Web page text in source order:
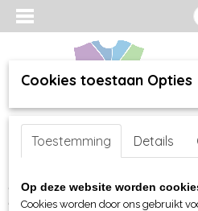
Inloggen Registreren
Home >webshop>Per merk >
Russell Oxford Shirt Easy Care met
Cookies toestaan Opties
Toestemming Details
Op deze website worden
Cookies worden door ons gebruikt